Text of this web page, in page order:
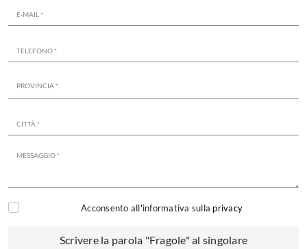
Acconsento all'informativa sulla privacy
Scrivere la parola "Fragole" al singolare